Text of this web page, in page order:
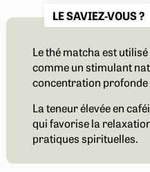
LE SAVIEZ-VOUS ?
Le thé matcha est
comme un stimulant
concentration
La teneur élevée en
qui favorise la
pratiques spirituelles.